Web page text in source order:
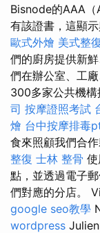
Bisnode的AAA
有該證書，這顯
歐式外燴 美式整
們的廚房提供新
們在辦公室、工
300多家公共機
司 按摩證照考試
燴 台中按摩排毒
食來照顧我們合
整復 士林 整骨
點，並透過電子
們對應的分店。
google seo教學
wordpress